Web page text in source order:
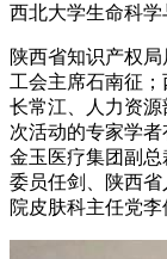
西北大学生命科学
陕西省知识产权
工会主席石南征
长常江、人力资
次活动的专家学者
金玉医疗集团副
委员任剑、陕西
院皮肤科主任党